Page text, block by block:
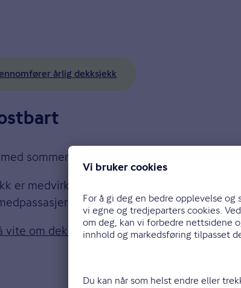
årlig dekksjekk
sommerdekk, kan du vente deg en
er medvirkende årsak til et uhell, risikerer
og andre trafikanter i fare, sier
vite om dekkene på bilen din.